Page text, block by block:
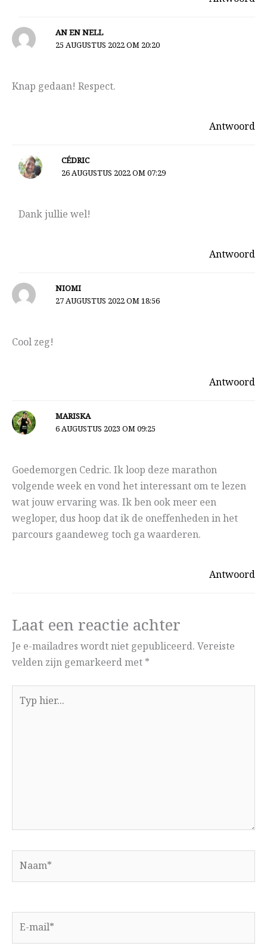
AN EN NELL
25 AUGUSTUS 2022 OM 20:20
Knap gedaan! Respect.
Antwoord
CÉDRIC
26 AUGUSTUS 2022 OM 07:29
Dank jullie wel!
Antwoord
NIOMI
27 AUGUSTUS 2022 OM 18:56
Cool zeg!
Antwoord
MARISKA
6 AUGUSTUS 2023 OM 09:25
Goedemorgen Cedric. Ik loop deze marathon
volgende week en vond het interessant om te lezen
wat jouw ervaring was. Ik ben ook meer een
wegloper, dus hoop dat ik de oneffenheden in het
parcours gaandeweg toch ga waarderen.
Antwoord
Laat een reactie achter
Je e-mailadres wordt niet gepubliceerd. Vereiste
velden zijn gemarkeerd met *
Typ
hier...
Naam*
E-